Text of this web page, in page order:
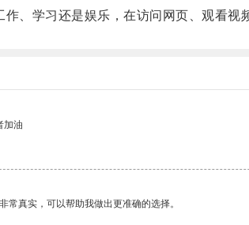
学习还是娱乐，在访问网页、观看视
加油
常真实，可以帮助我做出更准确的选择。